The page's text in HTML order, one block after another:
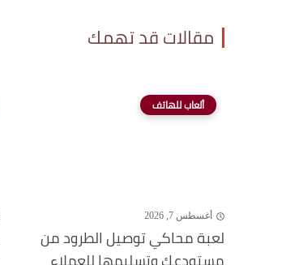
مقالات قد تهمك
ألعاب للهاتف
أغسطس 7, 2026
لعبة محاكي توصيل الطرود من